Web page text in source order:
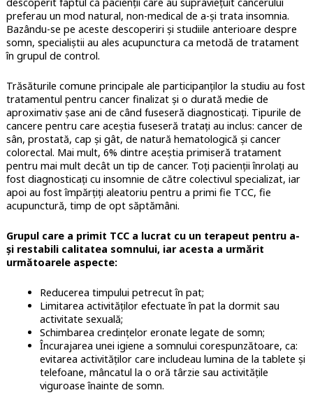
preferau un mod natural, non-medical de a-și trata insomnia.
Bazându-se pe aceste descoperiri și studiile anterioare despre
somn, specialiștii au ales acupunctura ca metodă de tratament
în grupul de control.
Trăsăturile comune principale ale participanților la studiu au fost
tratamentul pentru cancer finalizat și o durată medie de
aproximativ șase ani de când fuseseră diagnosticați. Tipurile de
cancere pentru care aceștia fuseseră tratați au inclus: cancer de
sân, prostată, cap și gât, de natură hematologică și cancer
colorectal. Mai mult, 6% dintre aceștia primiseră tratament
pentru mai mult decât un tip de cancer. Toți pacienții înrolați au
fost diagnosticați cu insomnie de către colectivul specializat, iar
apoi au fost împărțiți aleatoriu pentru a primi fie TCC, fie
acupunctură, timp de opt săptămâni.
Grupul care a primit TCC a lucrat cu un terapeut pentru a-
și restabili calitatea somnului, iar acesta a urmărit
următoarele aspecte:
Reducerea timpului petrecut în pat;
Limitarea activităților efectuate în pat la dormit sau
activitate sexuală;
Schimbarea credințelor eronate legate de somn;
Încurajarea unei igiene a somnului corespunzătoare, ca:
evitarea activităților care includeau lumina de la tablete și
telefoane, mâncatul la o oră târzie sau activitățile
viguroase înainte de somn.